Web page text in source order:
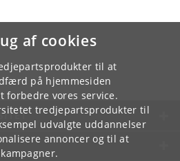
af cookies
til at
på hjemmesiden
forbedre vores service.
tredjepartsprodukter til
udvalgte uddannelser
annoncer og til at